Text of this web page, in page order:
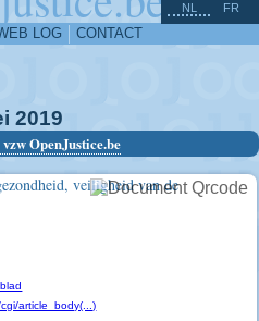
LOG CONTACT
NL FR
2019
OpenJustice.be
veiligheid van de
article_body(...)
^